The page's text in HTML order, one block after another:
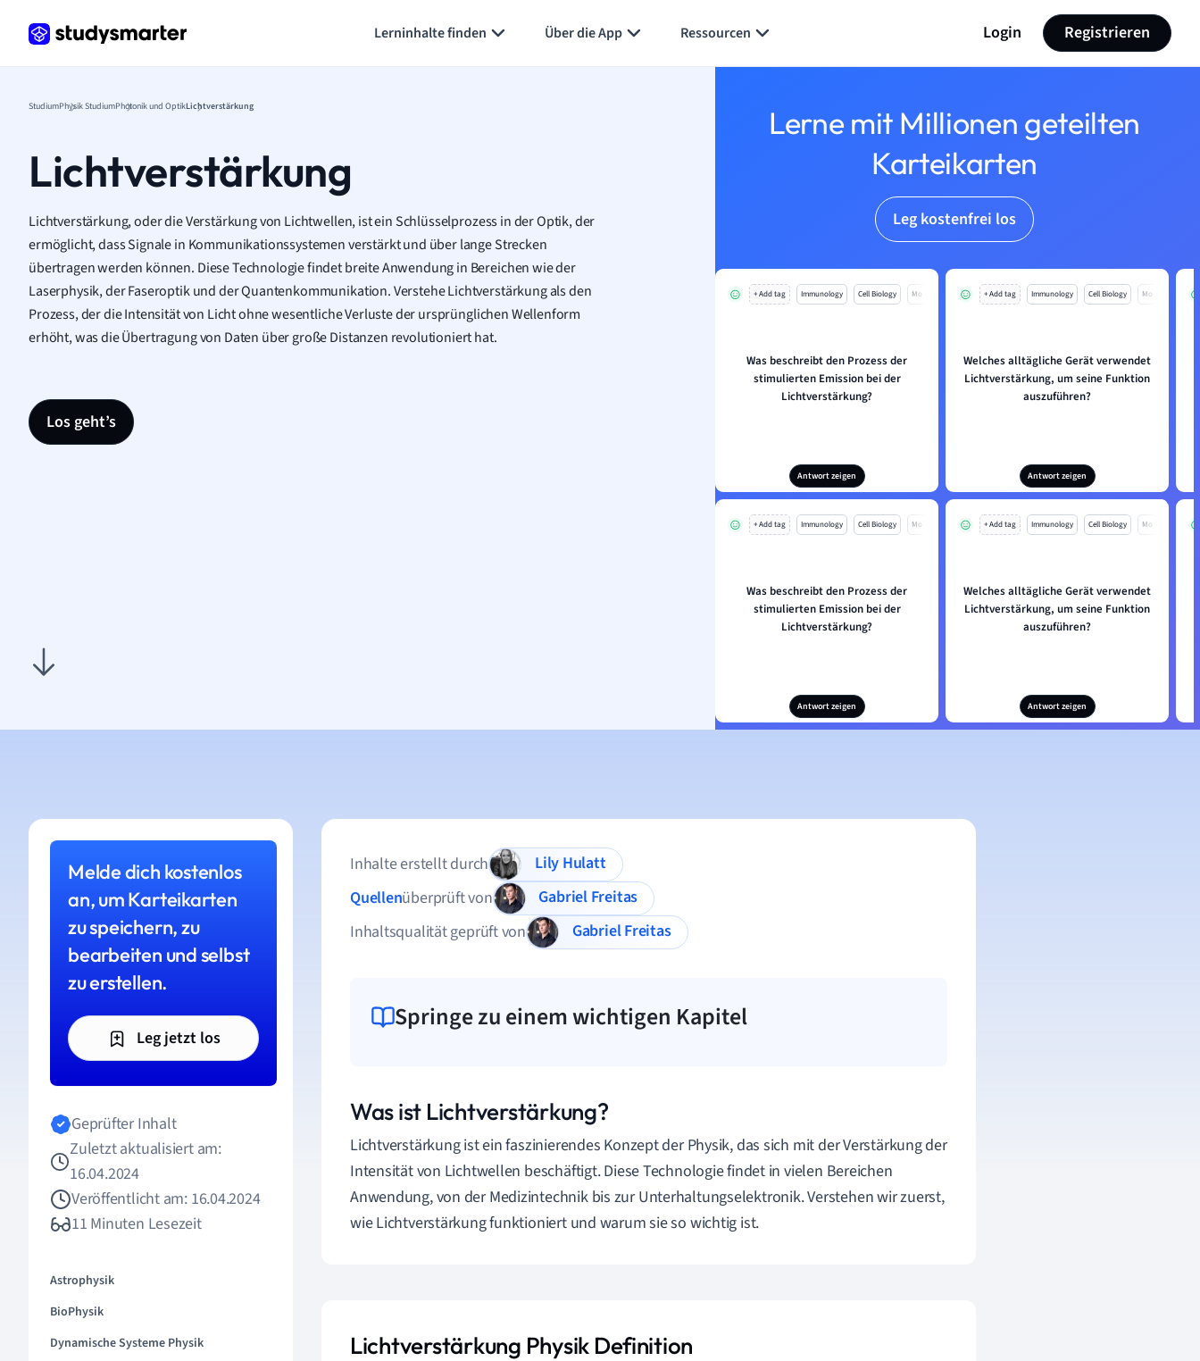
Lerninhalte finden Über die App Ressourcen Login Registrieren
StudiumPhysik StudiumPhotonik und OptikLichtverstärkung
Lichtverstärkung
Lichtverstärkung, oder die Verstärkung von Lichtwellen, ist ein Schlüsselprozess in der Optik, der
ermöglicht, dass Signale in Kommunikationssystemen verstärkt und über lange Strecken
übertragen werden können. Diese Technologie findet breite Anwendung in Bereichen wie der
Laserphysik, der Faseroptik und der Quantenkommunikation. Verstehe Lichtverstärkung als den
Prozess, der die Intensität von Licht ohne wesentliche Verluste der ursprünglichen Wellenform
erhöht, was die Übertragung von Daten über große Distanzen revolutioniert hat.
Los geht’s
Lerne mit Millionen geteilten
Karteikarten
Leg kostenfrei los
+ Add tag Immunology Cell Biology Mo
Was beschreibt den Prozess der
stimulierten Emission bei der
Lichtverstärkung?
Antwort zeigen
+ Add tag Immunology Cell Biology Mo
Welches alltägliche Gerät verwendet
Lichtverstärkung, um seine Funktion
auszuführen?
Antwort zeigen
+ Add tag Immunology Cell Biology Mo
Was beschreibt den Prozess der
stimulierten Emission bei der
Lichtverstärkung?
Antwort zeigen
+ Add tag Immunology Cell Biology Mo
Welches alltägliche Gerät verwendet
Lichtverstärkung, um seine Funktion
auszuführen?
Antwort zeigen
Melde dich kostenlos
an, um Karteikarten
zu speichern, zu
bearbeiten und selbst
zu erstellen.
Leg jetzt los
Geprüfter Inhalt
Zuletzt aktualisiert am:
16.04.2024
Veröffentlicht am: 16.04.2024
11 Minuten Lesezeit
Astrophysik
BioPhysik
Dynamische Systeme Physik
Inhalte erstellt durch
Lily Hulatt
Quellenüberprüft von
Gabriel Freitas
Inhaltsqualität geprüft von
Gabriel Freitas
Springe zu einem wichtigen Kapitel
Was ist Lichtverstärkung?
Lichtverstärkung ist ein faszinierendes Konzept der Physik, das sich mit der Verstärkung der
Intensität von Lichtwellen beschäftigt. Diese Technologie findet in vielen Bereichen
Anwendung, von der Medizintechnik bis zur Unterhaltungselektronik. Verstehen wir zuerst,
wie Lichtverstärkung funktioniert und warum sie so wichtig ist.
Lichtverstärkung Physik Definition